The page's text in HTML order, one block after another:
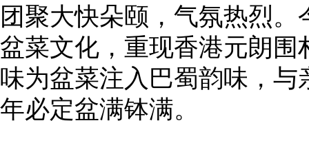
团聚大快朵颐，气氛热烈
盆菜文化，重现香港元朗
味为盆菜注入巴蜀韵味，
年必定盆满钵满。